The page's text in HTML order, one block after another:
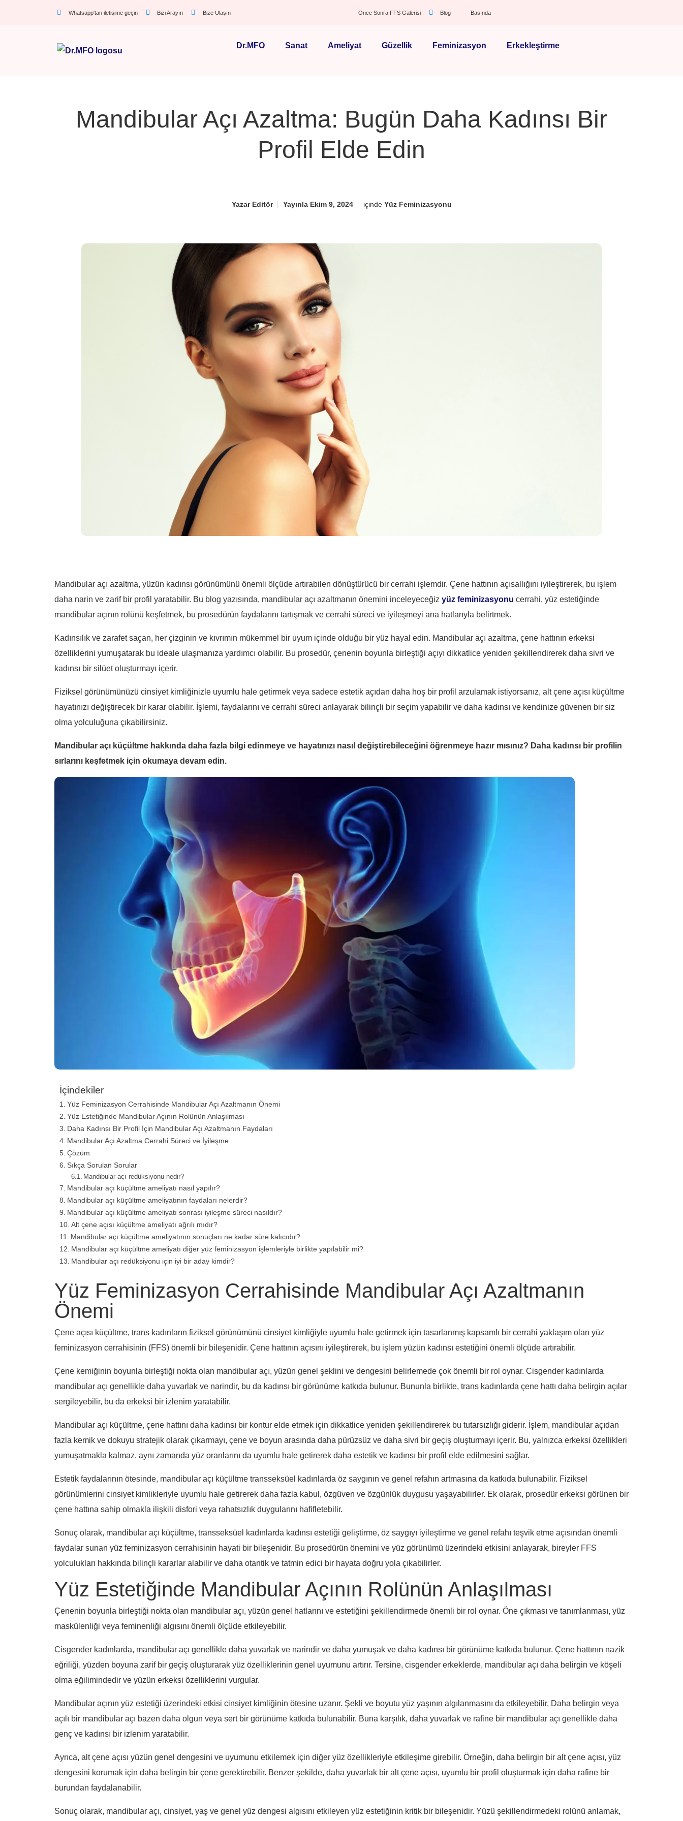
Whatsapp'tan iletişime geçin Bizi Arayın Bize Ulaşın Önce Sonra FFS Galerisi Blog Basında
Dr.MFO Sanat Ameliyat Güzellik Feminizasyon Erkekleştirme
Mandibular Açı Azaltma: Bugün Daha Kadınsı Bir
Profil Elde Edin
YazarEditör YayınlaEkim 9, 2024 içinde Yüz Feminizasyonu
Mandibular açı azaltma, yüzün kadınsı görünümünü önemli ölçüde artırabilen dönüştürücü bir cerrahi işlemdir. Çene hattının açısallığını iyileştirerek, bu işlem
daha narin ve zarif bir profil yaratabilir. Bu blog yazısında, mandibular açı azaltmanın önemini inceleyeceğiz yüz feminizasyonu cerrahi, yüz estetiğinde
mandibular açının rolünü keşfetmek, bu prosedürün faydalarını tartışmak ve cerrahi süreci ve iyileşmeyi ana hatlarıyla belirtmek.
Kadınsılık ve zarafet saçan, her çizginin ve kıvrımın mükemmel bir uyum içinde olduğu bir yüz hayal edin. Mandibular açı azaltma, çene hattının erkeksi
özelliklerini yumuşatarak bu ideale ulaşmanıza yardımcı olabilir. Bu prosedür, çenenin boyunla birleştiği açıyı dikkatlice yeniden şekillendirerek daha sivri ve
kadınsı bir silüet oluşturmayı içerir.
Fiziksel görünümünüzü cinsiyet kimliğinizle uyumlu hale getirmek veya sadece estetik açıdan daha hoş bir profil arzulamak istiyorsanız, alt çene açısı küçültme
hayatınızı değiştirecek bir karar olabilir. İşlemi, faydalarını ve cerrahi süreci anlayarak bilinçli bir seçim yapabilir ve daha kadınsı ve kendinize güvenen bir siz
olma yolculuğuna çıkabilirsiniz.
Mandibular açı küçültme hakkında daha fazla bilgi edinmeye ve hayatınızı nasıl değiştirebileceğini öğrenmeye hazır mısınız? Daha kadınsı bir profilin
sırlarını keşfetmek için okumaya devam edin.
İçindekiler
Yüz Feminizasyon Cerrahisinde Mandibular Açı Azaltmanın Önemi
Yüz Estetiğinde Mandibular Açının Rolünün Anlaşılması
Daha Kadınsı Bir Profil İçin Mandibular Açı Azaltmanın Faydaları
Mandibular Açı Azaltma Cerrahi Süreci ve İyileşme
Çözüm
Sıkça Sorulan Sorular
Mandibular açı redüksiyonu nedir?
Mandibular açı küçültme ameliyatı nasıl yapılır?
Mandibular açı küçültme ameliyatının faydaları nelerdir?
Mandibular açı küçültme ameliyatı sonrası iyileşme süreci nasıldır?
Alt çene açısı küçültme ameliyatı ağrılı mıdır?
Mandibular açı küçültme ameliyatının sonuçları ne kadar süre kalıcıdır?
Mandibular açı küçültme ameliyatı diğer yüz feminizasyon işlemleriyle birlikte yapılabilir mi?
Mandibular açı redüksiyonu için iyi bir aday kimdir?
Yüz Feminizasyon Cerrahisinde Mandibular Açı Azaltmanın
Önemi
Çene açısı küçültme, trans kadınların fiziksel görünümünü cinsiyet kimliğiyle uyumlu hale getirmek için tasarlanmış kapsamlı bir cerrahi yaklaşım olan yüz
feminizasyon cerrahisinin (FFS) önemli bir bileşenidir. Çene hattının açısını iyileştirerek, bu işlem yüzün kadınsı estetiğini önemli ölçüde artırabilir.
Çene kemiğinin boyunla birleştiği nokta olan mandibular açı, yüzün genel şeklini ve dengesini belirlemede çok önemli bir rol oynar. Cisgender kadınlarda
mandibular açı genellikle daha yuvarlak ve narindir, bu da kadınsı bir görünüme katkıda bulunur. Bununla birlikte, trans kadınlarda çene hattı daha belirgin açılar
sergileyebilir, bu da erkeksi bir izlenim yaratabilir.
Mandibular açı küçültme, çene hattını daha kadınsı bir kontur elde etmek için dikkatlice yeniden şekillendirerek bu tutarsızlığı giderir. İşlem, mandibular açıdan
fazla kemik ve dokuyu stratejik olarak çıkarmayı, çene ve boyun arasında daha pürüzsüz ve daha sivri bir geçiş oluşturmayı içerir. Bu, yalnızca erkeksi özellikleri
yumuşatmakla kalmaz, aynı zamanda yüz oranlarını da uyumlu hale getirerek daha estetik ve kadınsı bir profil elde edilmesini sağlar.
Estetik faydalarının ötesinde, mandibular açı küçültme transseksüel kadınlarda öz saygının ve genel refahın artmasına da katkıda bulunabilir. Fiziksel
görünümlerini cinsiyet kimlikleriyle uyumlu hale getirerek daha fazla kabul, özgüven ve özgünlük duygusu yaşayabilirler. Ek olarak, prosedür erkeksi görünen bir
çene hattına sahip olmakla ilişkili disfori veya rahatsızlık duygularını hafifletebilir.
Sonuç olarak, mandibular açı küçültme, transseksüel kadınlarda kadınsı estetiği geliştirme, öz saygıyı iyileştirme ve genel refahı teşvik etme açısından önemli
faydalar sunan yüz feminizasyon cerrahisinin hayati bir bileşenidir. Bu prosedürün önemini ve yüz görünümü üzerindeki etkisini anlayarak, bireyler FFS
yolculukları hakkında bilinçli kararlar alabilir ve daha otantik ve tatmin edici bir hayata doğru yola çıkabilirler.
Yüz Estetiğinde Mandibular Açının Rolünün Anlaşılması
Çenenin boyunla birleştiği nokta olan mandibular açı, yüzün genel hatlarını ve estetiğini şekillendirmede önemli bir rol oynar. Öne çıkması ve tanımlanması, yüz
maskülenliği veya feminenliği algısını önemli ölçüde etkileyebilir.
Cisgender kadınlarda, mandibular açı genellikle daha yuvarlak ve narindir ve daha yumuşak ve daha kadınsı bir görünüme katkıda bulunur. Çene hattının nazik
eğriliği, yüzden boyuna zarif bir geçiş oluşturarak yüz özelliklerinin genel uyumunu artırır. Tersine, cisgender erkeklerde, mandibular açı daha belirgin ve köşeli
olma eğilimindedir ve yüzün erkeksi özelliklerini vurgular.
Mandibular açının yüz estetiği üzerindeki etkisi cinsiyet kimliğinin ötesine uzanır. Şekli ve boyutu yüz yaşının algılanmasını da etkileyebilir. Daha belirgin veya
açılı bir mandibular açı bazen daha olgun veya sert bir görünüme katkıda bulunabilir. Buna karşılık, daha yuvarlak ve rafine bir mandibular açı genellikle daha
genç ve kadınsı bir izlenim yaratabilir.
Ayrıca, alt çene açısı yüzün genel dengesini ve uyumunu etkilemek için diğer yüz özellikleriyle etkileşime girebilir. Örneğin, daha belirgin bir alt çene açısı, yüz
dengesini korumak için daha belirgin bir çene gerektirebilir. Benzer şekilde, daha yuvarlak bir alt çene açısı, uyumlu bir profil oluşturmak için daha rafine bir
burundan faydalanabilir.
Sonuç olarak, mandibular açı, cinsiyet, yaş ve genel yüz dengesi algısını etkileyen yüz estetiğinin kritik bir bileşenidir. Yüzü şekillendirmedeki rolünü anlamak,